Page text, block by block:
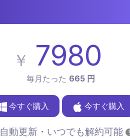
￥ 7980
毎月たった 665 円
今すぐ購入 今すぐ購入
自動更新・いつでも解約可能 !